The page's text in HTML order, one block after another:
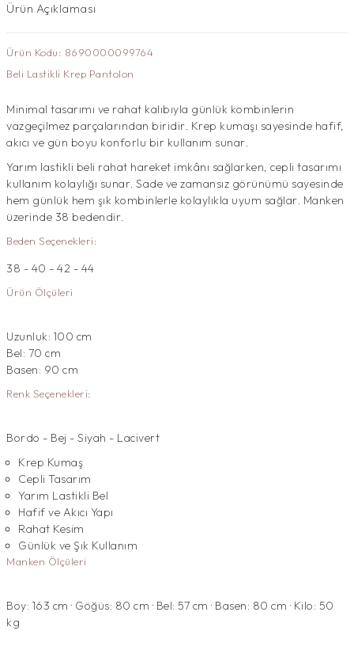
Ürün Açıklaması
Ürün Kodu: 8690000099764
Beli Lastikli Krep Pantolon
Minimal tasarımı ve rahat kalıbıyla günlük kombinlerin
vazgeçilmez parçalarından biridir. Krep kumaşı sayesinde hafif,
akıcı ve gün boyu konforlu bir kullanım sunar.
Yarım lastikli beli rahat hareket imkânı sağlarken, cepli tasarımı
kullanım kolaylığı sunar. Sade ve zamansız görünümü sayesinde
hem günlük hem şık kombinlerle kolaylıkla uyum sağlar. Manken
üzerinde 38 bedendir.
Beden Seçenekleri:
38 - 40 - 42 - 44
Ürün Ölçüleri
Uzunluk: 100 cm
Bel: 70 cm
Basen: 90 cm
Renk Seçenekleri:
Bordo - Bej - Siyah - Lacivert
Krep Kumaş
Cepli Tasarım
Yarım Lastikli Bel
Hafif ve Akıcı Yapı
Rahat Kesim
Günlük ve Şık Kullanım
Manken Ölçüleri
Boy: 163 cm · Göğüs: 80 cm · Bel: 57 cm · Basen: 80 cm · Kilo: 50
kg